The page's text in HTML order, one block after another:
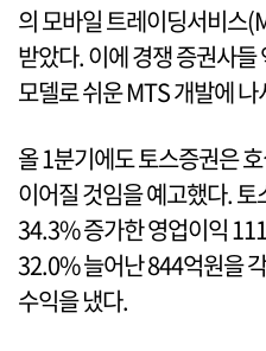
의 모바일 트레이딩서비스
받았다. 이에 경쟁 증권사
모델로 쉬운 MTS 개발에
올 1분기에도 토스증권은
이어질 것임을 예고했다.
34.3% 증가한 영업이익
32.0% 늘어난 844억원을
수익을 냈다.